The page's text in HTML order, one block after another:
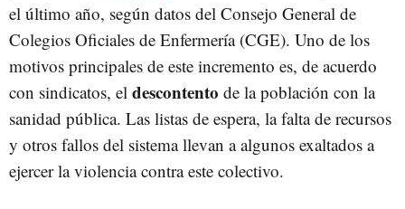
el último año, según datos del Consejo General de
Colegios Oficiales de Enfermería (CGE). Uno de los
motivos principales de este incremento es, de acuerdo
con sindicatos, el descontento de la población con la
sanidad pública. Las listas de espera, la falta de recursos
y otros fallos del sistema llevan a algunos exaltados a
ejercer la violencia contra este colectivo.